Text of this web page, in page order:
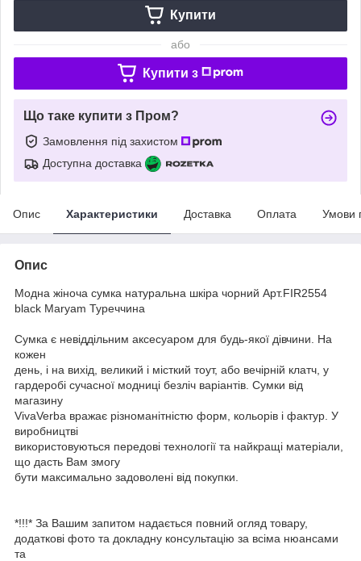
Купити
або
Купити з
Що таке купити з Пром?
Замовлення під захистом
Доступна доставка
Опис Характеристики Доставка Оплата Умови
Опис
Модна жіноча сумка натуральна шкіра чорний Арт.FIR2554
black Maryam Туреччина
Сумка є невіддільним аксесуаром для будь-якої дівчини. На
кожен
день, і на вихід, великий і місткий тоут, або вечірній клатч, у
гардеробі сучасної модниці безліч варіантів. Сумки від
магазину
VivaVerba вражає різноманітністю форм, кольорів і фактур. У
виробництві
використовуються передові технології та найкращі матеріали,
що дасть Вам змогу
бути максимально задоволені від покупки.
*!!!* За Вашим запитом надається повний огляд товару,
додаткові фото та докладну консультацію за всіма нюансами
та